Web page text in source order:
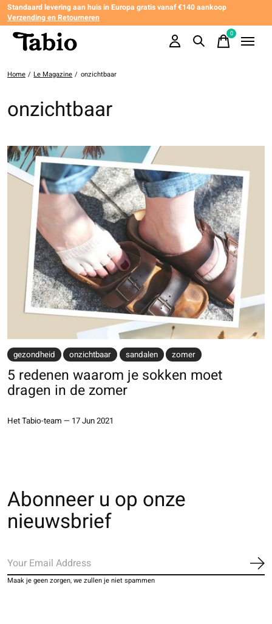
Standaard levering aan huis in Europa gratis vanaf €140 aankoop
Verzending en Retourneren
0items
Home / Le Magazine / onzichtbaar
onzichtbaar
gezondheid onzichtbaar sandalen zomer
5 redenen waarom je sokken moet
dragen in de zomer
Het Tabio-team — 17 Jun 2021
Abonneer u op onze
nieuwsbrief
Maak je geen zorgen, we zullen je niet spammen